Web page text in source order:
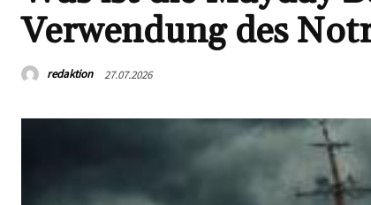
Verwendung des
redaktion 27.07.2026